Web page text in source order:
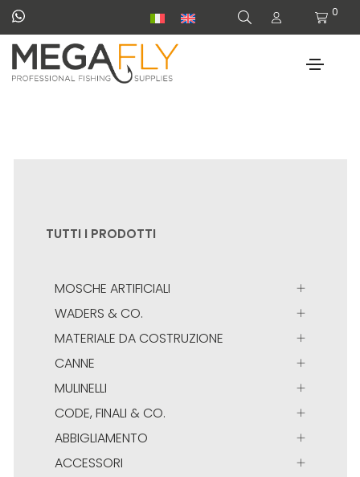
0
TUTTI I PRODOTTI
MOSCHE ARTIFICIALI
WADERS & CO.
MATERIALE DA COSTRUZIONE
CANNE
MULINELLI
CODE, FINALI & CO.
ABBIGLIAMENTO
ACCESSORI